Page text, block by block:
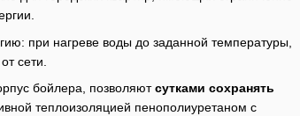
при нагреве воды до заданной температуры,
сети.
бойлера, позволяютсутками сохранять
теплоизоляцией пенополиуретаном с